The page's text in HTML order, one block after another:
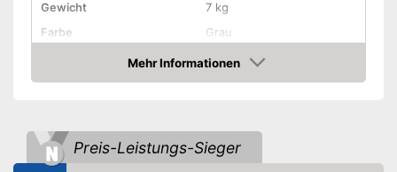
Gewicht
7 kg
Farbe
Grau
Anzahl Personen
3
Anzahl Kabinen
1
Anzahl Eingänge
2
Material Überzelt
Polyester
Mehr Informationen
Amazon
Preis-Leistungs-Sieger